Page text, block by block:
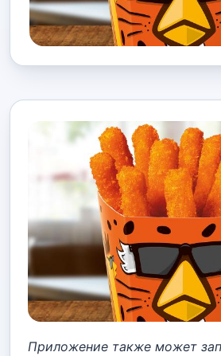
Приложение также может